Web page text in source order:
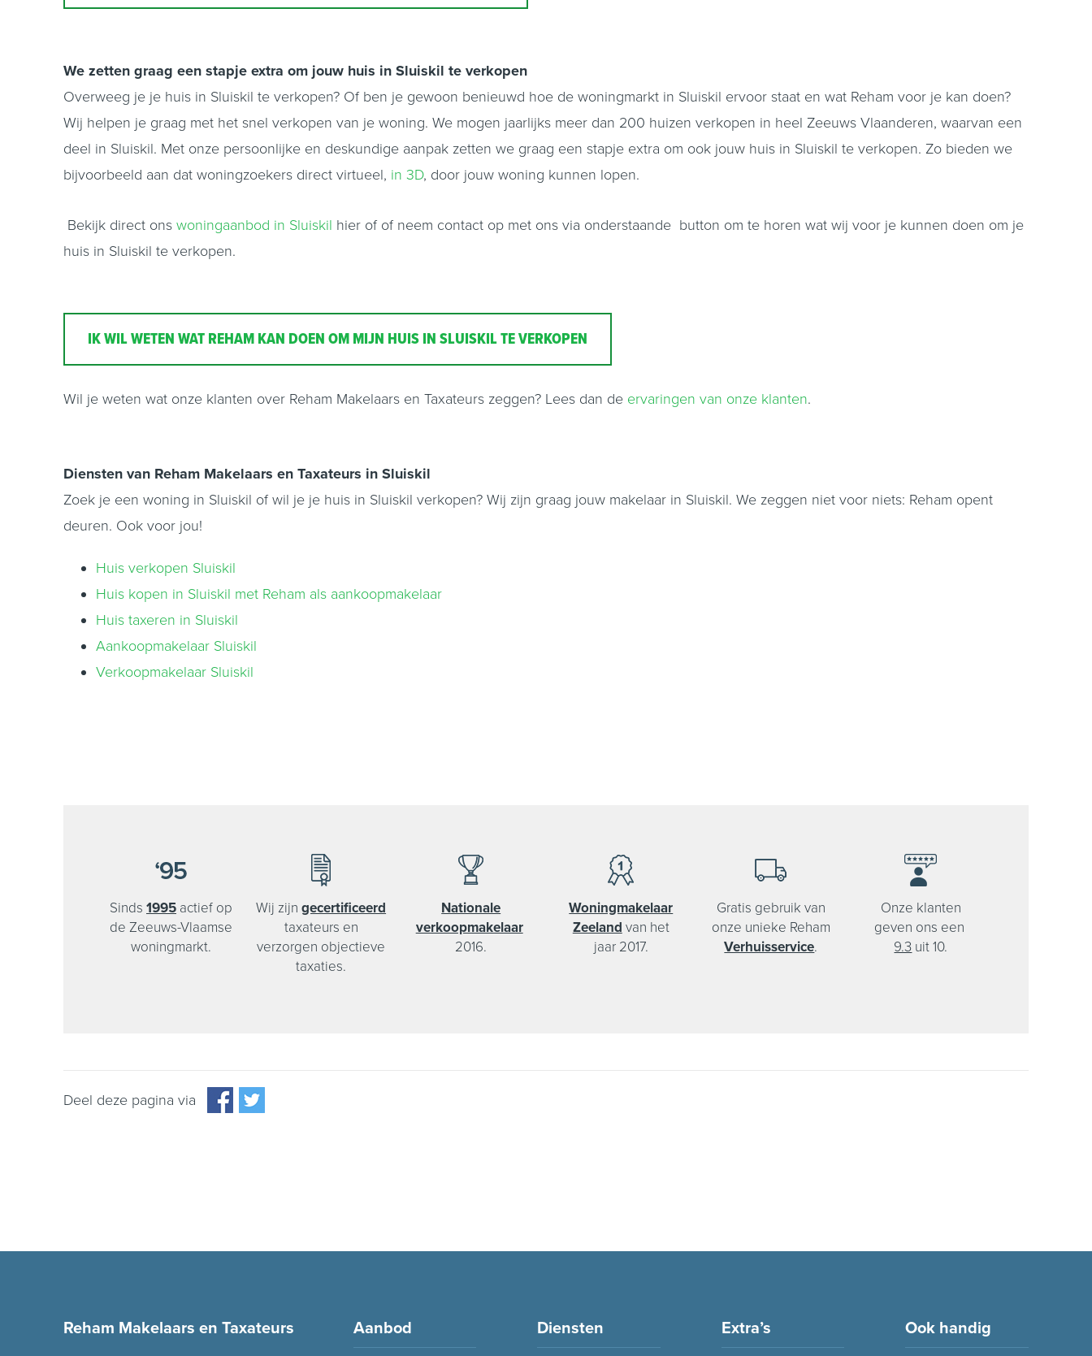
We zetten graag een stapje extra om jouw huis in Sluiskil te verkopen
Overweeg je je huis in Sluiskil te verkopen? Of ben je gewoon benieuwd hoe de woningmarkt in Sluiskil ervoor staat en wat Reham voor je kan doen?
Wij helpen je graag met het snel verkopen van je woning. We mogen jaarlijks meer dan 200 huizen verkopen in heel Zeeuws Vlaanderen, waarvan een
deel in Sluiskil. Met onze persoonlijke en deskundige aanpak zetten we graag een stapje extra om ook jouw huis in Sluiskil te verkopen. Zo bieden we
bijvoorbeeld aan dat woningzoekers direct virtueel, in 3D, door jouw woning kunnen lopen.
Bekijk direct onswoningaanbod in Sluiskil hier of of neem contact op met ons via onderstaande button om te horen wat wij voor je kunnen doen om je
huis in Sluiskil te verkopen.
IK WIL WETEN WAT REHAM KAN DOEN OM MIJN HUIS IN SLUISKIL TE VERKOPEN
Wil je weten wat onze klanten over Reham Makelaars en Taxateurs zeggen? Lees dan de ervaringen van onze klanten.
Diensten van Reham Makelaars en Taxateurs in Sluiskil
Zoek je een woning in Sluiskil of wil je je huis in Sluiskil verkopen? Wij zijn graag jouw makelaar in Sluiskil. We zeggen niet voor niets: Reham opent
deuren. Ook voor jou!
Huis verkopen Sluiskil
Huis kopen in Sluiskil met Reham als aankoopmakelaar
Huis taxeren in Sluiskil
Aankoopmakelaar Sluiskil
Verkoopmakelaar Sluiskil
Sinds 1995 actief op
de Zeeuws-Vlaamse
woningmarkt.
Wij zijngecertificeerd
taxateurs en
verzorgen objectieve
taxaties.
Nationale
verkoopmakelaar
2016.
Woningmakelaar
Zeeland van het
jaar 2017.
Gratis gebruik van
onze unieke Reham
Verhuisservice.
Onze klanten
geven ons een
9.3 uit 10.
Deel deze pagina via
Reham Makelaars en Taxateurs Ook handig
Extra’s
Diensten
Aanbod